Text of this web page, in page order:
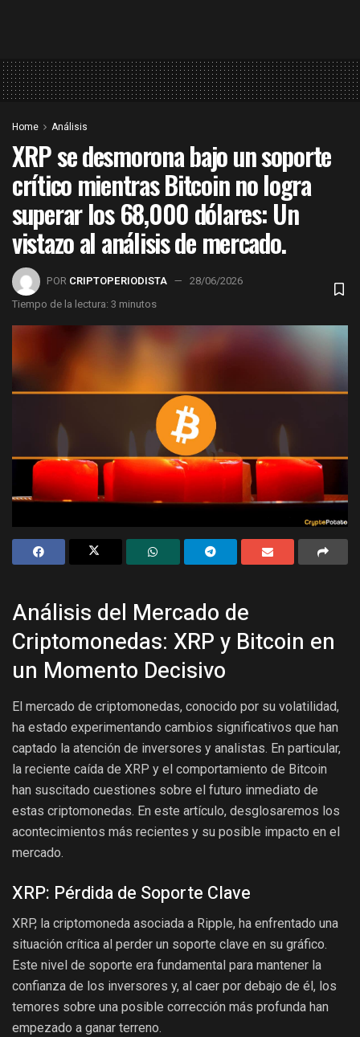
Home Análisis
XRP se desmorona bajo un soporte
crítico mientras Bitcoin no logra
superar los 68,000 dólares: Un
vistazo al análisis de mercado.
POR CRIPTOPERIODISTA
28/06/2026
Tiempo de la lectura: 3 minutos
Análisis del Mercado de
Criptomonedas: XRP y Bitcoin en
un Momento Decisivo
El mercado de criptomonedas, conocido por su volatilidad,
ha estado experimentando cambios significativos que han
captado la atención de inversores y analistas. En particular,
la reciente caída de XRP y el comportamiento de Bitcoin
han suscitado cuestiones sobre el futuro inmediato de
estas criptomonedas. En este artículo, desglosaremos los
acontecimientos más recientes y su posible impacto en el
mercado.
XRP: Pérdida de Soporte Clave
XRP, la criptomoneda asociada a Ripple, ha enfrentado una
situación crítica al perder un soporte clave en su gráfico.
Este nivel de soporte era fundamental para mantener la
confianza de los inversores y, al caer por debajo de él, los
temores sobre una posible corrección más profunda han
empezado a ganar terreno.